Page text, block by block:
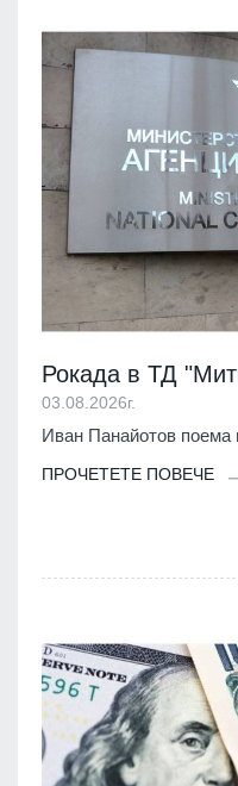
Рокада в ТД
03.08.2026г.
Иван Панайотов поема
ПРОЧЕТЕТЕ ПОВЕЧЕ